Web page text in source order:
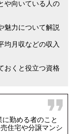
や向いている人の
魅力について解説
均月収などの収入
おくと役立つ資格
勤める者のこと
住宅や分譲マンシ